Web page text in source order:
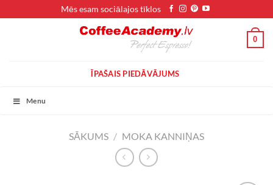
to
Mēs esam sociālajos tīklos
0
ĪPAŠAIS PIEDĀVĀJUMS
Menu
SĀKUMS / MOKA KANNIŅAS